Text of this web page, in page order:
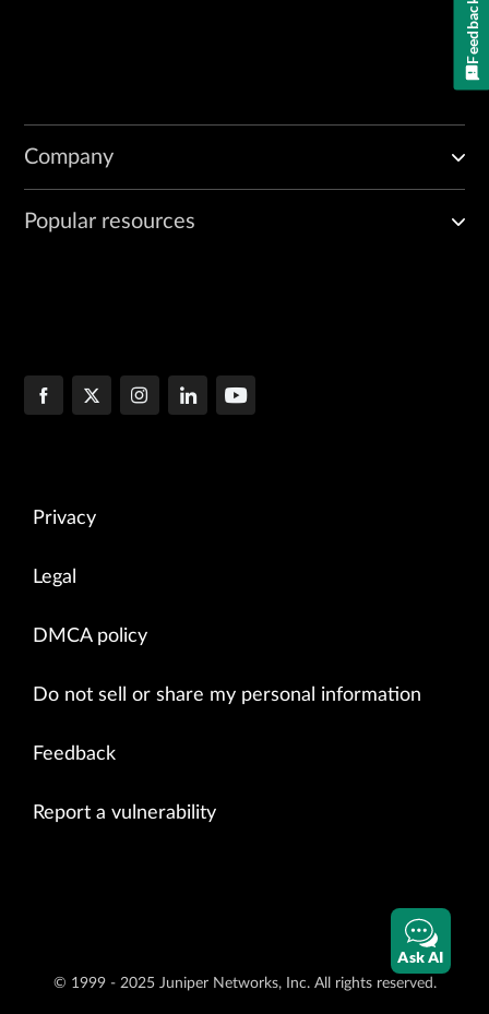
Company
Popular resources
Privacy
Legal
DMCA policy
Do not sell or share my personal information
Feedback
Report a vulnerability
© 1999 - 2025 Juniper Networks, Inc. All rights reserved.
Ask AI
Feedback